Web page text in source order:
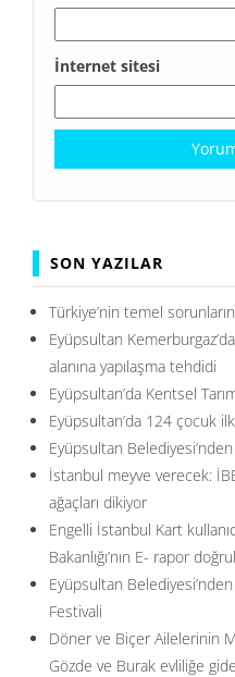
İnternet sitesi
SON YAZILAR
Türkiye’nin temel
Eyüpsultan
alanına yapılaşma tehdidi
Eyüpsultan’da Kentsel
Eyüpsultan’da 124 çocuk
Eyüpsultan
İstanbul meyve verecek:
ağaçları dikiyor
Engelli İstanbul Kart
Bakanlığı’nın E- rapor
Eyüpsultan
Festivali
Döner ve Biçer Ailelerinin
Gözde ve Burak evliliğe